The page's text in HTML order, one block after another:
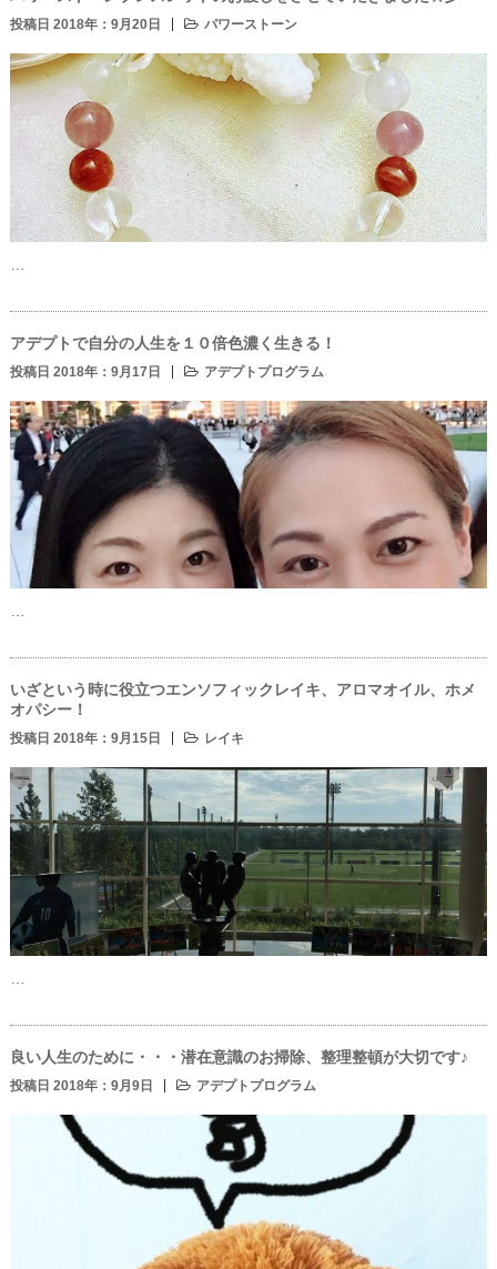
投稿日 2018年：9月20日 パワーストーン
アデプトで自分の人生を１０倍色濃く生きる！
投稿日 2018年：9月17日 アデプトプログラム
…
いざという時に役立つエンソフィックレイキ、アロマオイル、ホメ
オパシー！
投稿日 2018年：9月15日 レイキ
良い人生のために・・・潜在意識のお掃除、整理整頓が大切です♪
投稿日 2018年：9月9日 アデプトプログラム